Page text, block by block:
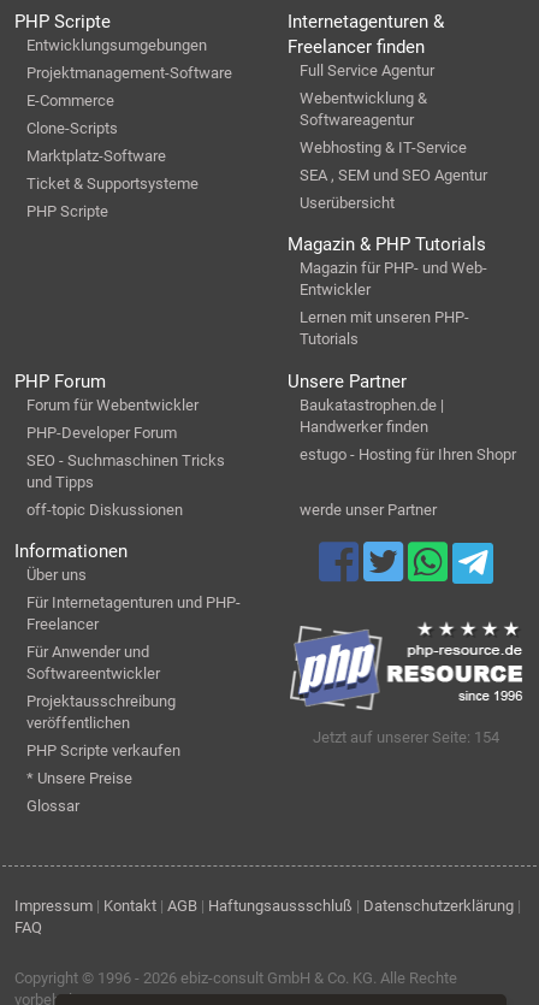
PHP Scripte
Entwicklungsumgebungen
Projektmanagement-Software
E-Commerce
Clone-Scripts
Marktplatz-Software
Ticket & Supportsysteme
PHP Scripte
Internetagenturen &
Freelancer finden
Full Service Agentur
Webentwicklung &
Softwareagentur
Webhosting & IT-Service
SEA , SEM und SEO Agentur
Userübersicht
Magazin & PHP Tutorials
Magazin für PHP- und Web-
Entwickler
Lernen mit unseren PHP-
Tutorials
PHP Forum
Forum für Webentwickler
PHP-Developer Forum
SEO - Suchmaschinen Tricks
und Tipps
off-topic Diskussionen
Unsere Partner
Baukatastrophen.de |
Handwerker finden
estugo - Hosting für Ihren Shopr
werde unser Partner
Informationen
Über uns
Für Internetagenturen und PHP-
Freelancer
Für Anwender und
Softwareentwickler
Projektausschreibung
veröffentlichen
PHP Scripte verkaufen
* Unsere Preise
Glossar
Jetzt auf unserer Seite: 154
Impressum | Kontakt | AGB | Haftungsaussschluß | Datenschutzerklärung |
FAQ
Copyright © 1996 - 2026 ebiz-consult GmbH & Co. KG . Alle Rechte
vorbehalten.